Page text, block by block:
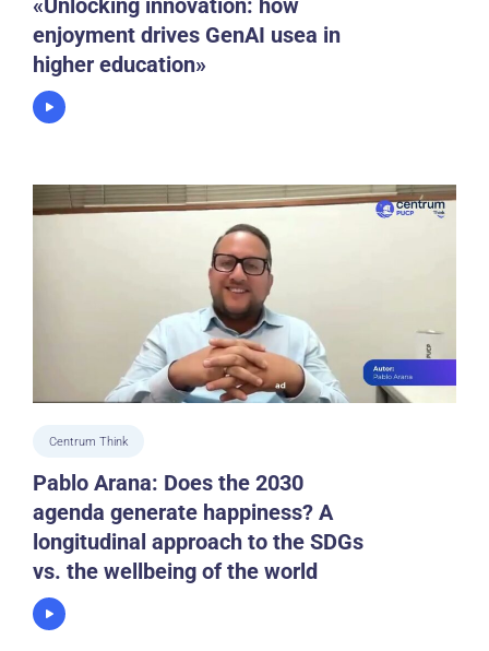
«Unlocking innovation: how
enjoyment drives GenAI usea in
higher education»
Centrum Think
Pablo Arana: Does the 2030
agenda generate happiness? A
longitudinal approach to the SDGs
vs. the wellbeing of the world